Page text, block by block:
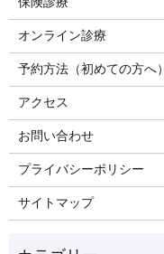
オンライン診療
予約方法（初めての方へ）
アクセス
お問い合わせ
プライバシーポリシー
サイトマップ